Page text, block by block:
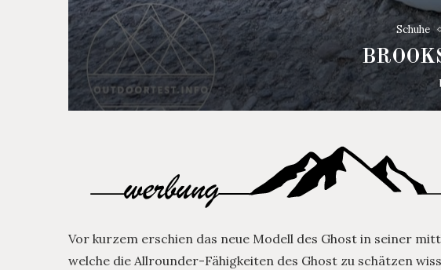
Schuhe
Vor kurzem erschien das neue Modell des Ghost in seiner
welche die Allrounder-Fähigkeiten des Ghost zu schätzen